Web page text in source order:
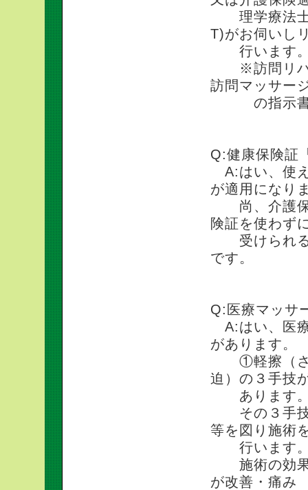
理学療法士
T)がお伺いし
行います
※訪問リハ
訪問マッサー
の指示書で
Q:健康保険証
A:はい、使
が適用になり
尚、介護保
険証を使わず
受けられる
です。
Q:医療マッサ
A:はい、医
があります。
①軽擦（さ
迫）の３手技
あります
その３手技
等を図り施術
行います
施術の効果
が改善・痛み